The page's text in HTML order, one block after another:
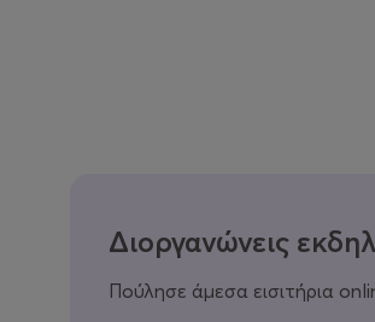
Διοργανώνεις
Πούλησε άμεσα εισιτήρια